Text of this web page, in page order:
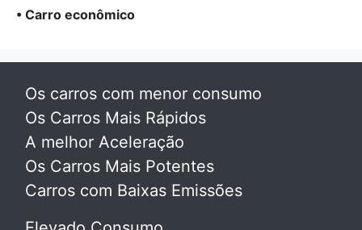
• Carro econômico
Os carros com menor consumo
Os Carros Mais Rápidos
A melhor Aceleração
Os Carros Mais Potentes
Carros com Baixas Emissões